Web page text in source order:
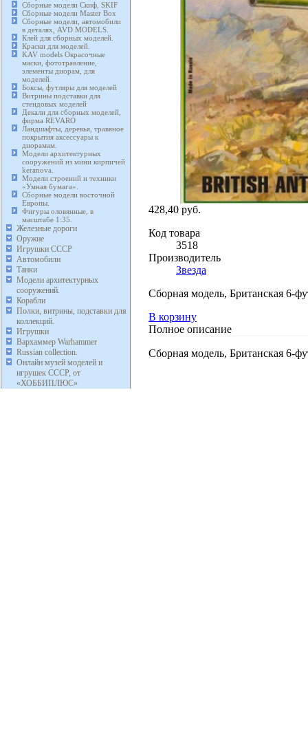
Сборные модели Скиф, SKIF
Сборные модели Master Box
Сборные модели, автомобили
в деталях, AVD MODELS.
Клей для сборных моделей.
Краски для моделей.
KAV models Окрасочные
маски, фототравление,
элементы диорам, для
моделей.
Боксы, футляры для моделей
Витрины подставки для
стендовых моделей
Декали для сборных моделей,
фирма REVARO
Ландшафты, деревья, травяное
покрытия аксессуары к
диорамам.
Модели архитектурных
сооружений из мини кирпичей
keranova.
Модели строений и техники
«Умная бумага».
Сборные модели восточной
Европы.
Фигуры оловянные, в
масштабе 1:35.
Железные дороги
Оружие
Игрушки СССР
Автомобили
Танки
Модели архитектурных
сооружений.
Корабли
Полки, витрины, подставки для
коллекций.
Игрушки
Вархаммер Warhammer
Russian collection.
Онлайн музей моделей и
игрушек СССР, от
«ХОББИПЛЮС»
428,40 руб.
Код товара
3518
Производитель
Звезда
Сборная модель, Британская 6-
В корзину
Полное описание
Сборная модель, Британская 6-